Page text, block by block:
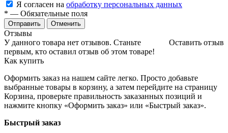
Я согласен на обработку персональных данных
* — Обязательные поля
Отменить
Отзывы
Оставить отзыв
У данного товара нет отзывов. Станьте
первым, кто оставил отзыв об этом товаре!
Как купить
Оформить заказ на нашем сайте легко. Просто добавьте
выбранные товары в корзину, а затем перейдите на страницу
Корзина, проверьте правильность заказанных позиций и
нажмите кнопку «Оформить заказ» или «Быстрый заказ».
Быстрый заказ